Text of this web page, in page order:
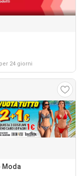
24 giorni
Moda